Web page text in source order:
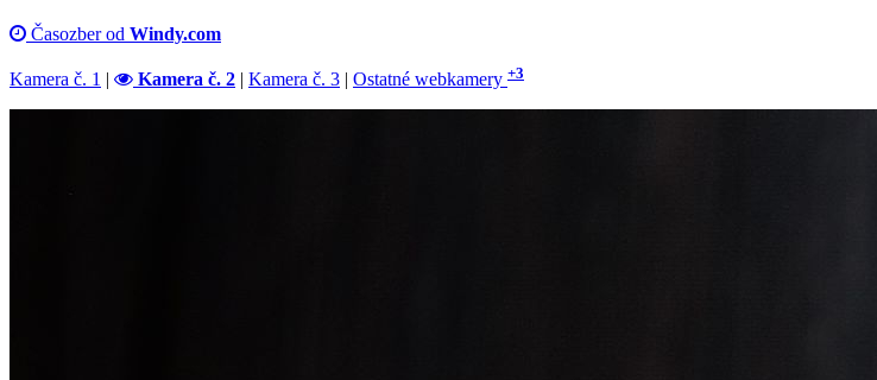
Časozber od Windy.com
Kamera č. 1 | Kamera č. 2 | Kamera č. 3 | Ostatné webkamery +3